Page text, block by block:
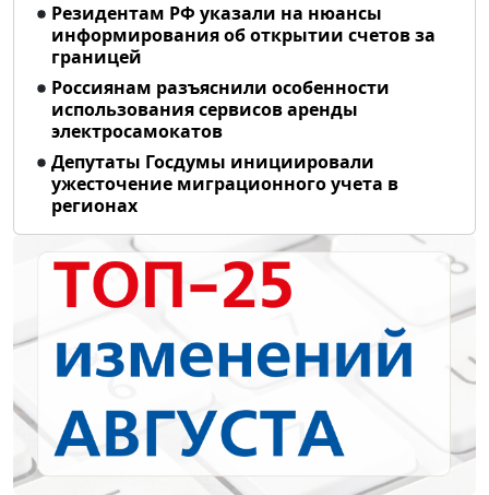
Резидентам РФ указали на нюансы
информирования об открытии счетов за
границей
Россиянам разъяснили особенности
использования сервисов аренды
электросамокатов
Депутаты Госдумы инициировали
ужесточение миграционного учета в
регионах